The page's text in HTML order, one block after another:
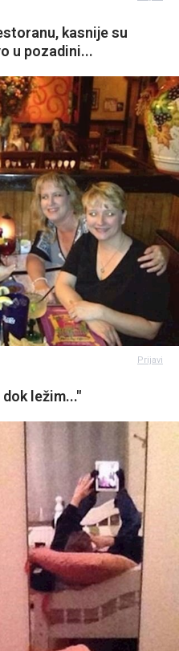
kasnije su
u pozadini...
Prijavi
ležim..."